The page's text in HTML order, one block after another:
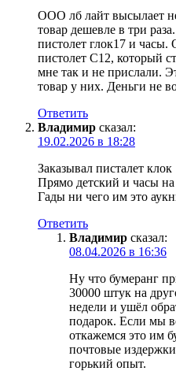
ООО лб лайт высылает
товар дешевле в три
пистолет глок17 и
пистолет С12, который
мне так и не прислали.
товар у них. Деньги не
Ответить
Владимир сказал:
19.02.2026 в 18:28
Заказывал писталет
Прямо детский и часы
Гады ни чего им это
Ответить
Владимир сказал:
08.04.2026 в 16:36
Ну что бумеранг
30000 штук на
недели и ушёл
подарок. Если мы
откажемся это им
почтовые
горький опыт.